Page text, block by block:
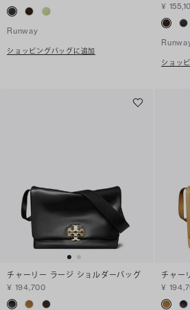
Runway
ショッピングバッグに追加
¥
ショッ
チャーリー ラージ ショルダーバッグ
¥ 194,700
チャー
¥